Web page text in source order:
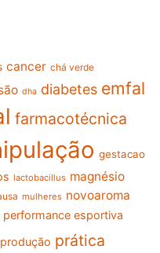
cancer chá verde
dha diabetes emfal
farmacotécnica
gestacao
lactobacillus magnésio
mulheres novoaroma
performance esportiva
produção prática